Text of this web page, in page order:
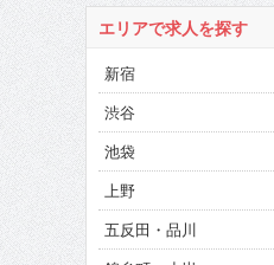
エリアで求人を探す
新宿
渋谷
池袋
上野
五反田・品川